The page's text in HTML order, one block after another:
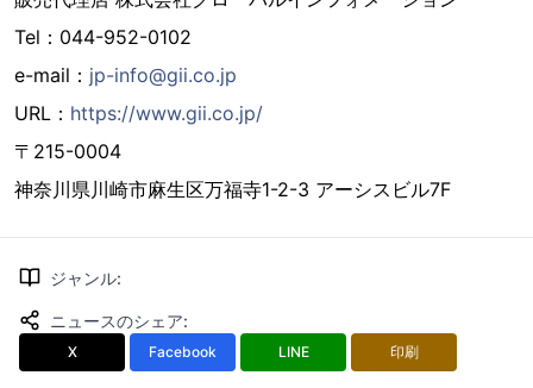
Tel：044-952-0102
e-mail： jp-info@gii.co.jp
URL： https://www.gii.co.jp/
〒215-0004
神奈川県川崎市麻生区万福寺1-2-3 アーシスビル7F
ジャンル:
ニュースのシェア:
X Facebook LINE 印刷